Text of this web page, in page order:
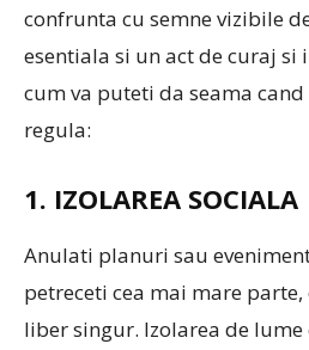
confrunta cu semne vizibile
esentiala si un act de curaj si
cum va puteti da seama cand
regula:
1. IZOLAREA SOCIALA
Anulati planuri sau
petreceti cea mai mare
liber singur. Izolarea de lume